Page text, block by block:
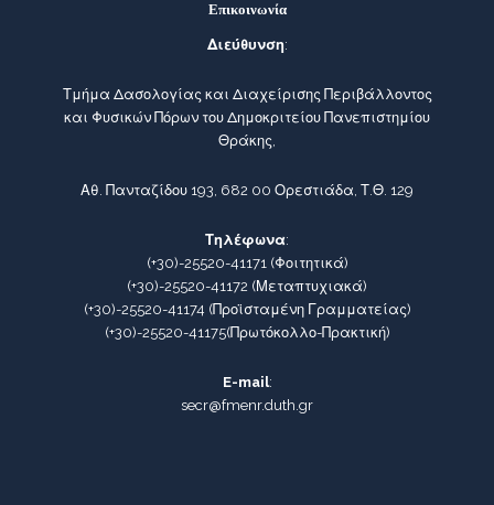
Επικοινωνία
Διεύθυνση:
Τμήμα Δασολογίας και Διαχείρισης Περιβάλλοντος
και Φυσικών Πόρων του Δημοκριτείου Πανεπιστημίου
Θράκης,
Αθ. Πανταζίδου 193, 682 00 Ορεστιάδα, Τ.Θ. 129
Τηλέφωνα:
(+30)-25520-41171(Φοιτητικά)
(+30)-25520-41172 (Μεταπτυχιακά)
(+30)-25520-41174 (Προϊσταμένη Γραμματείας)
(+30)-25520-41175(Πρωτόκολλο-Πρακτική)
E-mail:
secr@fmenr.duth.gr